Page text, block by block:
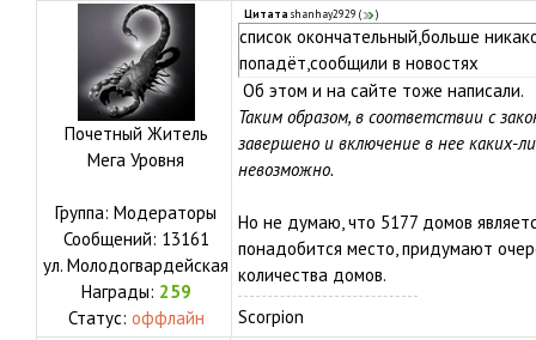
Почетный Житель
Мега Уровня
Группа: Модераторы
Сообщений: 13161
ул. Молодогвардейская
Награды: 259
Статус: оффлайн
Цитата shanhay2929 ( )
список окончательный,больше
попадёт,сообщили в новостях
Об этом и на сайте тоже написали.
Таким образом, в соответствии с
завершено и включение в нее каких-
невозможно.
Но не думаю, что 5177 домов
понадобится место, придумают
количества домов.
Scorpion